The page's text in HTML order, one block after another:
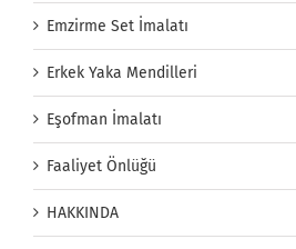
Emzirme Set İmalatı
Erkek Yaka Mendilleri
Eşofman İmalatı
Faaliyet Önlüğü
HAKKINDA